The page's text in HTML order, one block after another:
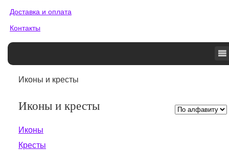
Доставка и оплата
Контакты
Иконы и кресты
Иконы и кресты
Иконы
Кресты